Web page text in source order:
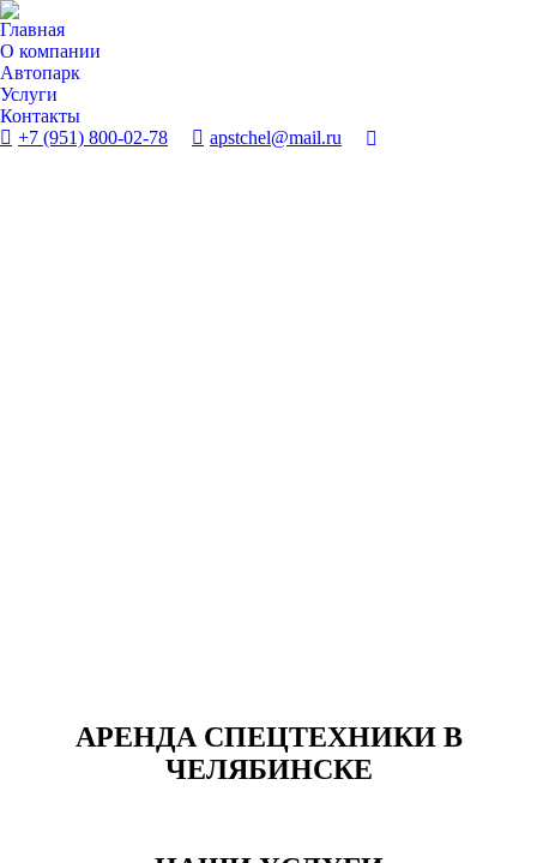
Главная
О компании
Автопарк
Услуги
Контакты
+7 (951) 800-02-78
apstchel@mail.ru Поиск:
АРЕНДА СПЕЦТЕХНИКИ В
ЧЕЛЯБИНСКЕ